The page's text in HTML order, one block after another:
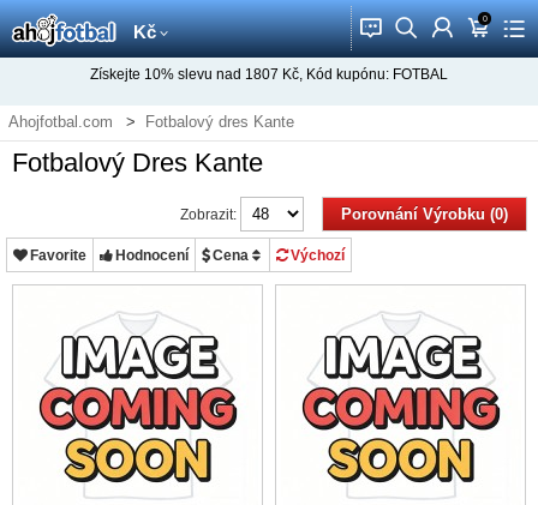
Kč 󰂱 󰂨 󰃳 0
󰃦 󰃖
Získejte 10% slevu nad 1807 Kč, Kód kupónu: FOTBAL
Ahojfotbal.com Fotbalový dres Kante
Fotbalový Dres Kante
Porovnání Výrobku (0)
Zobrazit:
Favorite Hodnocení Cena Výchozí